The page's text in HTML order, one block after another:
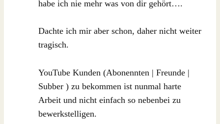
habe ich nie mehr was von dir gehört….
Dachte ich mir aber schon, daher nicht weiter
tragisch.
YouTube Kunden (Abonennten | Freunde |
Subber ) zu bekommen ist nunmal harte
Arbeit und nicht einfach so nebenbei zu
bewerkstelligen.